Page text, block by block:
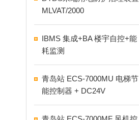
MLVAT/2000
IBMS 集成+BA 楼宇自控+能
耗监测
青岛站 ECS-7000MU 电梯节
能控制器 + DC24V